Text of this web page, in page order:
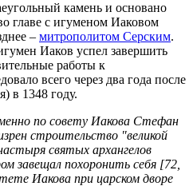
камень и основано
главе с игуменом Иаковом
– митрополитом Серским.
Иаков успел завершить
работы к
всего через два года после
в 1348 году.
по совету Иакова Стефан
строительство "великой
святых архангелов
завещал похоронить себя [72,
Иакова при царском дворе